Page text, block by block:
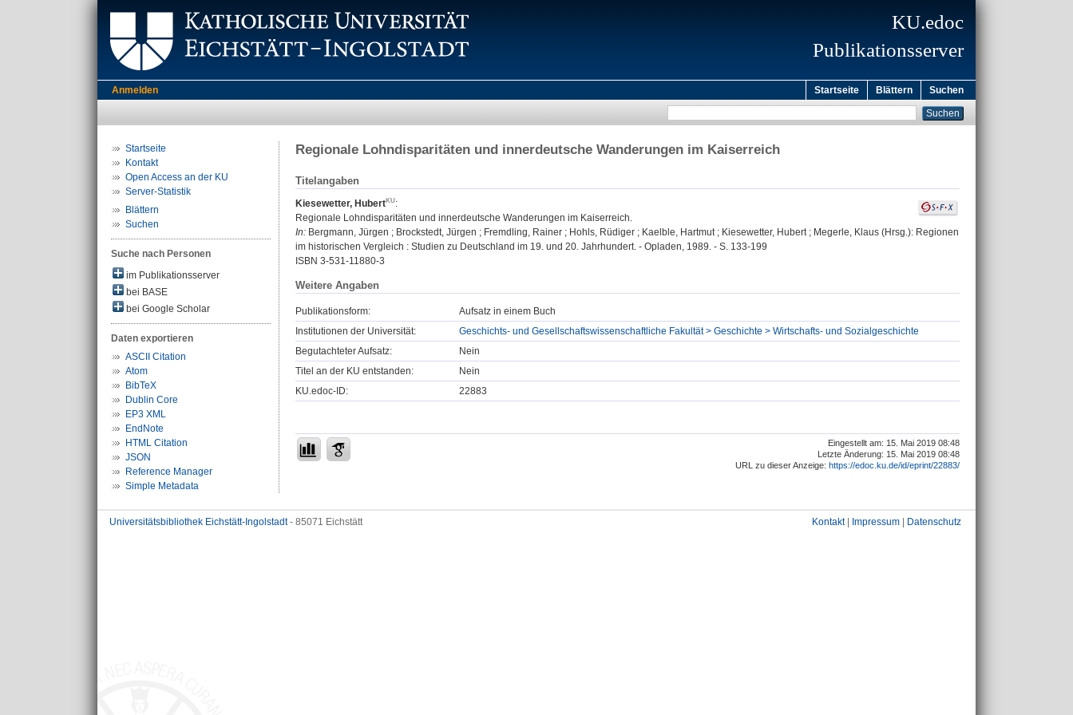
KU.edoc
Publikationsserver
Anmelden Startseite Blättern Suchen
Startseite
Kontakt
Open Access an der KU
Server-Statistik
Blättern
Suchen
Suche nach Personen
im Publikationsserver
bei BASE
bei Google Scholar
Daten exportieren
ASCII Citation
Atom
BibTeX
Dublin Core
EP3 XML
EndNote
HTML Citation
JSON
Reference Manager
Simple Metadata
Regionale Lohndisparitäten und innerdeutsche Wanderungen im Kaiserreich
Titelangaben
Kiesewetter, Hubert
:
Regionale Lohndisparitäten und innerdeutsche Wanderungen im Kaiserreich.
In: Bergmann, Jürgen ; Brockstedt, Jürgen ; Fremdling, Rainer ; Hohls, Rüdiger ; Kaelble, Hartmut ; Kiesewetter, Hubert ; Megerle, Klaus (Hrsg.): Regionen
im historischen Vergleich : Studien zu Deutschland im 19. und 20. Jahrhundert. - Opladen, 1989. - S. 133-199
ISBN 3-531-11880-3
Weitere Angaben
Publikationsform:
Aufsatz in einem Buch
Institutionen der Universität:
Geschichts- und Gesellschaftswissenschaftliche Fakultät > Geschichte > Wirtschafts- und Sozialgeschichte
Begutachteter Aufsatz:
Nein
Titel an der KU entstanden:
Nein
KU.edoc-ID:
22883
Eingestellt am: 15. Mai 2019 08:48
Letzte Änderung: 15. Mai 2019 08:48
URL zu dieser Anzeige: https://edoc.ku.de/id/eprint/22883/
Universitätsbibliothek Eichstätt-Ingolstadt- 85071 Eichstätt Kontakt| Impressum Datenschutz